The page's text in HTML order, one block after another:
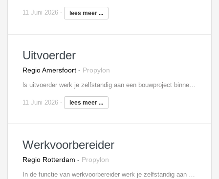
11 Juni 2026 - lees meer ...
Uitvoerder
Regio Amersfoort - Propylon
11 Juni 2026 - lees meer ...
Werkvoorbereider
Regio Rotterdam - Propylon
In de functie van werkvoorbereider werk je zelfstandig aan de voorbereiding en begeleiding van de aan jou toegewezen projecten van begin tot eind. Tot jouw taken behoren onder andere:Het controleren van gegevens op technische uitvoerbaarheid, regelgeving en wettelijke normen;Het opstellen en bewaken van voorbereidings- en inkoopschema’s; Het bijhouden van het meer- en minderwerk;Onderhouden van contacten met de onderaannemers en regelen van de gehele documentenstroom; Verantwoordelijkheid over de gehele technische werkvoorbereiding.